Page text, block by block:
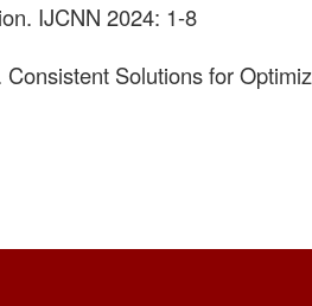
IJCNN 2024: 1-8
Solutions for